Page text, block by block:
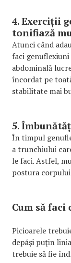
4. Exerciții
tonifiază
Atunci când
faci
abdominală
încordat pe
stabilitate mai
5.
În timpul
a trunchiului
le faci. Astfel,
postura
Cum să
Picioarele
depăşi puţin
trebuie să fie